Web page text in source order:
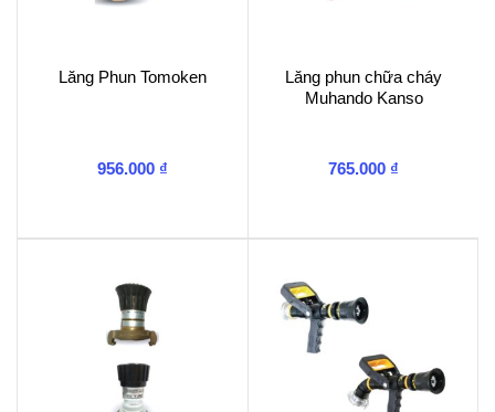
Lăng Phun Tomoken
956.000 ₫
Lăng phun chữa cháy
Muhando Kanso
765.000 ₫